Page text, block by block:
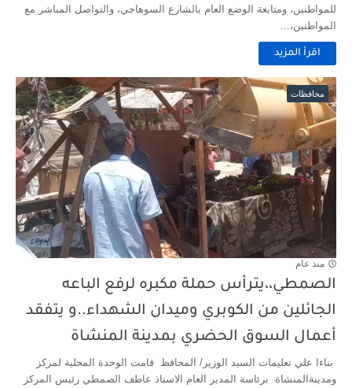
للمواطنين، ومتابعة الوضع العام بالشارع السوهاجي، والتواصل المباشر مع
المواطنين،...
اقرأ المزيد
محافظات
منذ عام
الصمطي،،يترأس حملة مكبره لرفع الباعه
الجائلين من الكوبري وميدان الشهداء..و يتفقد
أعمال السوق الحضري بمدينة المنشاة
بناءا علي تعليمات السيد الوزير/ المحافظ قامت الوحدة المحلية لمركز
ومدينةالمنشاة برئاسة المدير العام الاستاذ عاطف الصمطي رئيس المركز